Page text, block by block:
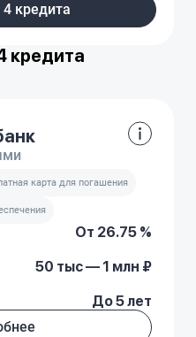
Подобрано 4 кредита
кредита
карта для погашения
От 26.75 %
50 тыс — 1 млн ₽
До 5 лет